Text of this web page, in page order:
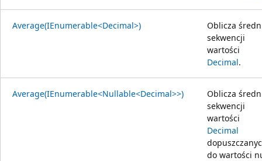
Average(IEnumerable<Decimal>)
Oblicza
sekwencji
wartości
Decimal.
Average(IEnumerable<Nullable<Decimal>>)
Oblicza
sekwencji
wartości
Decimal
do wartości